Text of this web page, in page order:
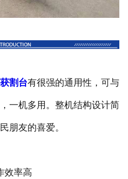
割台有很强的通用性，可与
一机多用。整机结构设计简
朋友的喜爱。
率高